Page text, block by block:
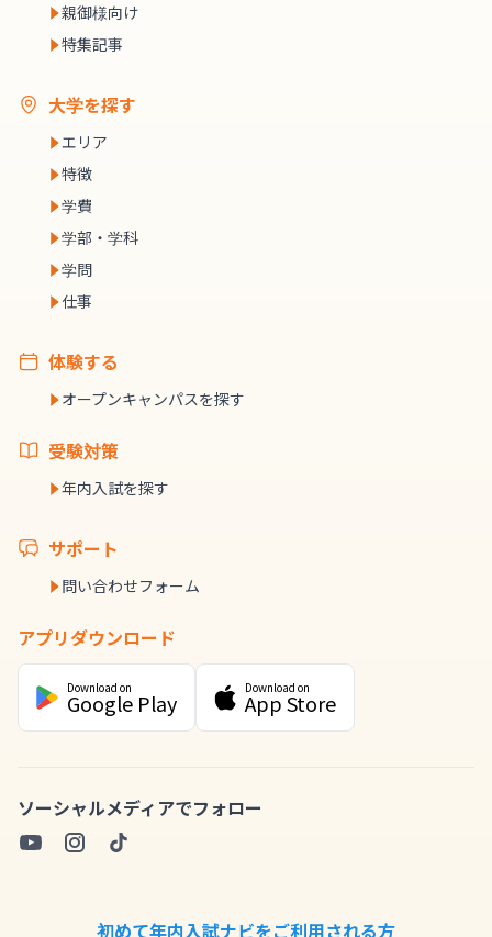
親御様向け
特集記事
大学を探す
エリア
特徴
学費
学部・学科
学問
仕事
体験する
オープンキャンパスを探す
受験対策
年内入試を探す
サポート
問い合わせフォーム
アプリダウンロード
Download on
Google Play
Download on
App Store
ソーシャルメディアでフォロー
初めて年内入試ナビをご利用される方